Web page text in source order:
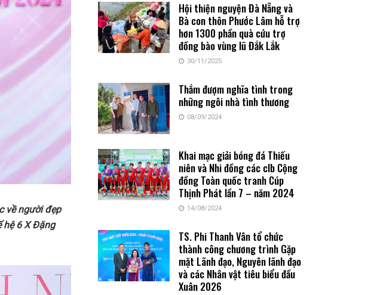
về người đẹp
hệ 6 X Đặng
Hội thiện nguyện Đà Nẵng và
Bà con thôn Phước Lâm hỗ trợ
hơn 1300 phần quà cứu trợ
đồng bào vùng lũ Đắk Lắk
30/11/2025
Thắm đượm nghĩa tình trong
những ngôi nhà tình thương
08/09/2024
Khai mạc giải bóng đá Thiếu
niên và Nhi đồng các clb Cộng
đồng Toàn quốc tranh Cúp
Thịnh Phát lần 7 – năm 2024
14/08/2024
TS. Phi Thanh Vân tổ chức
thành công chương trình Gặp
mặt Lãnh đạo, Nguyên lãnh đạo
và các Nhân vật tiêu biểu đầu
Xuân 2026